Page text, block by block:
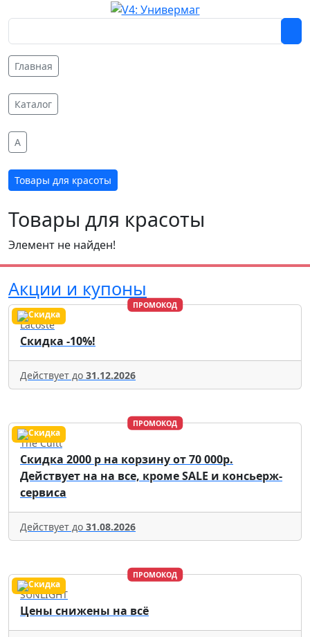
Главная
Каталог
A
Товары для красоты
Товары для красоты
Элемент не найден!
Акции и купоны
ПРОМОКОД
Lacoste
Скидка -10%!
Действует до 31.12.2026
ПРОМОКОД
The Cultt
Скидка 2000 р на корзину от 70 000р.
Действует на на все, кроме SALE и консьерж-
сервиса
Действует до 31.08.2026
ПРОМОКОД
SUNLIGHT
Цены снижены на всё